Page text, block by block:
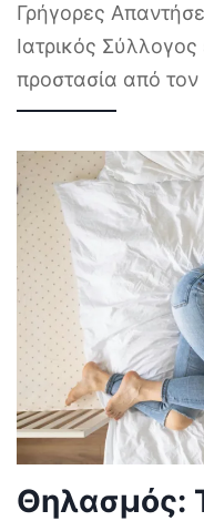
Γρήγορες
Ιατρικός
προστασία από
Θηλασμός: